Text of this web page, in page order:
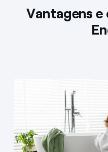
Vantagens